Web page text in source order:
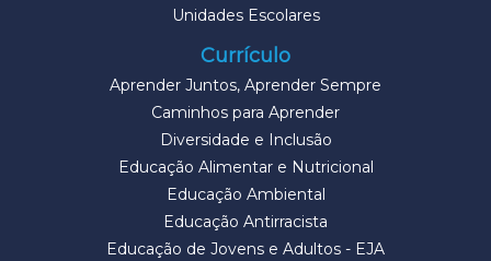
Unidades Escolares
Currículo
Aprender Juntos, Aprender Sempre
Caminhos para Aprender
Diversidade e Inclusão
Educação Alimentar e Nutricional
Educação Ambiental
Educação Antirracista
Educação de Jovens e Adultos - EJA